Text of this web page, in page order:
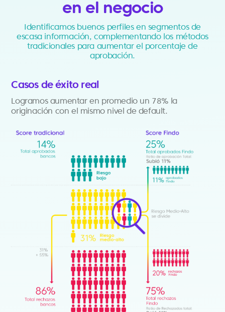
en el negocio
Identificamos buenos perfiles en segmentos de
escasa información, complementando los métodos
tradicionales para aumentar el porcentaje de
aprobación.
Casos de éxito real
Logramos aumentar en promedio un 78% la
originación con el mismo nivel de default.